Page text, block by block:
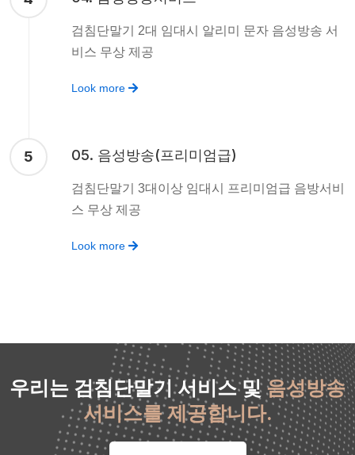
검침단말기 2대 임대시 알리미 문자 음성방송 서
비스 무상 제공
Look more
5 05. 음성방송(프리미엄급)
검침단말기 3대이상 임대시 프리미엄급 음방서비
스 무상 제공
Look more
우리는 검침단말기 서비스 및음성방송
서비스를 제공합니다.